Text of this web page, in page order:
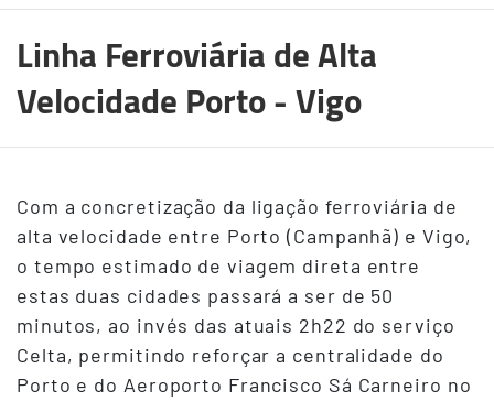
Linha Ferroviária de Alta
Velocidade Porto - Vigo
Com a concretização da ligação ferroviária de
alta velocidade entre Porto (Campanhã) e Vigo,
o tempo estimado de viagem direta entre
estas duas cidades passará a ser de 50
minutos, ao invés das atuais 2h22 do serviço
Celta, permitindo reforçar a centralidade do
Porto e do Aeroporto Francisco Sá Carneiro no